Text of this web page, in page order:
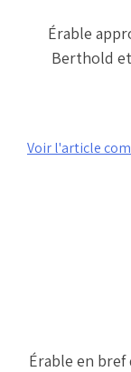
Érable
Berthold
Voir l'article
Érable en bref